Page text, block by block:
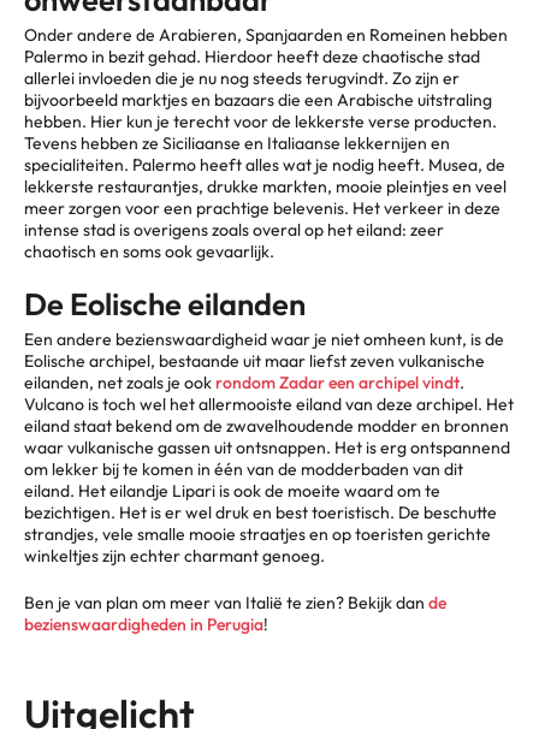
Onder andere de Arabieren, Spanjaarden en Romeinen hebben
Palermo in bezit gehad. Hierdoor heeft deze chaotische stad
allerlei invloeden die je nu nog steeds terugvindt. Zo zijn er
bijvoorbeeld marktjes en bazaars die een Arabische uitstraling
hebben. Hier kun je terecht voor de lekkerste verse producten.
Tevens hebben ze Siciliaanse en Italiaanse lekkernijen en
specialiteiten. Palermo heeft alles wat je nodig heeft. Musea, de
lekkerste restaurantjes, drukke markten, mooie pleintjes en veel
meer zorgen voor een prachtige belevenis. Het verkeer in deze
intense stad is overigens zoals overal op het eiland: zeer
chaotisch en soms ook gevaarlijk.
De Eolische eilanden
Een andere bezienswaardigheid waar je niet omheen kunt, is de
Eolische archipel, bestaande uit maar liefst zeven vulkanische
eilanden, net zoals je ookrondom Zadar een archipel vindt.
Vulcano is toch wel het allermooiste eiland van deze archipel. Het
eiland staat bekend om de zwavelhoudende modder en bronnen
waar vulkanische gassen uit ontsnappen. Het is erg ontspannend
om lekker bij te komen in één van de modderbaden van dit
eiland. Het eilandje Lipari is ook de moeite waard om te
bezichtigen. Het is er wel druk en best toeristisch. De beschutte
strandjes, vele smalle mooie straatjes en op toeristen gerichte
winkeltjes zijn echter charmant genoeg.
Ben je van plan om meer van Italië te zien? Bekijk dan de
bezienswaardigheden in Perugia!
Uitgelicht